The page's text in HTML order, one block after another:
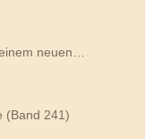
neuen…
(Band 241)